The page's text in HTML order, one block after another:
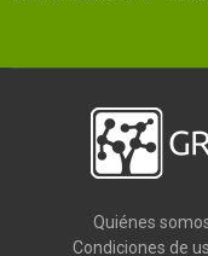
Quiénes
Condiciones de